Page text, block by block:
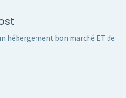
hébergement bon marché ET de